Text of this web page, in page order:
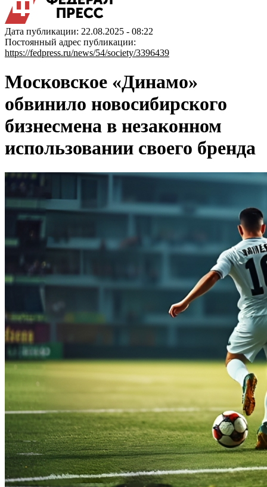
Дата публикации: 22.08.2025 - 08:22
Постоянный адрес публикации:
https://fedpress.ru/news/54/society/3396439
Московское «Динамо»
обвинило новосибирского
бизнесмена в незаконном
использовании своего бренда